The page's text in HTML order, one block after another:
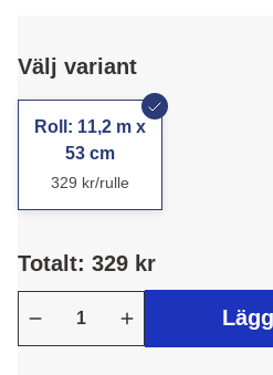
Välj variant
Roll: 11,2 m x
53 cm
329 kr/rulle
Totalt: 329 kr